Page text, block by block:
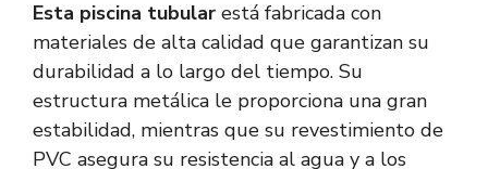
Esta piscina tubular está fabricada con
materiales de alta calidad que garantizan su
durabilidad a lo largo del tiempo. Su
estructura metálica le proporciona una gran
estabilidad, mientras que su revestimiento de
PVC asegura su resistencia al agua y a los